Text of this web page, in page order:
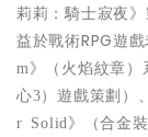
莉莉：騎士寂夜》
益於戰術RPG遊
m 》 （火焰紋章）
心3）遊戲策劃
r Solid》（合金裝